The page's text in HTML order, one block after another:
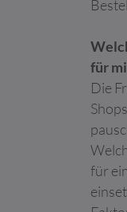
für
Die
für